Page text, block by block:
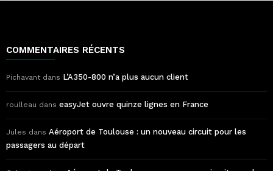
COMMENTAIRES RÉCENTS
Pichavant dans L’A350-800 n’a plus aucun client
roulleau dans easyJet ouvre quinze lignes en France
Jules dans Aéroport de Toulouse : un nouveau circuit pour les
passagers au départ